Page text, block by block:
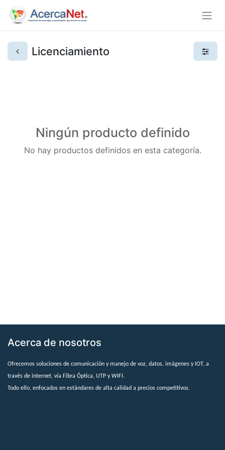
Licenciamiento
Ningún producto definido
No hay productos definidos en esta categoría.
Acerca de nosotros
Ofrecemos soluciones de comunicación y manejo de voz, datos, imágenes y IOT, a
través de internet, vía Fibra Óptica, UTP y WIFI.
Todo ello, enfocados en estándares de alta calidad a precios competitivos.